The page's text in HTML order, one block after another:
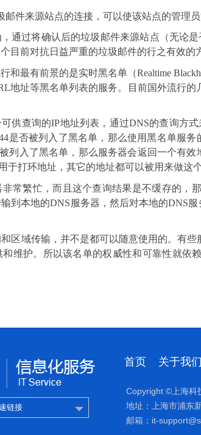
邮件来源站点的连接，可以使该站点的管理
通过将确认后的垃圾邮件来源站点（无论
目前对抗日益严重的垃圾邮件的行之有效的
和最有前景的是实时黑名单（Realtime
地址等黑名单列表的服务。目前国外流行
供查询的IP地址列表，通过DNS的查询方
是否被列入了黑名单，那么使用黑名单服务
列入了黑名单，那么服务器会返回一个有
于打环地址，其它的地址都可以被用来做这
常繁忙，而且这个查询结果是不缓存的，
到本地的DNS 服务器，然后对本地的DNS服
区域传输，并不是都可以随意使用的。有
维护。所以该名单的权威性和可靠性就
链接
首页 关于我们
Copyright ©上海科
地址：上海市浦东
邮箱：it-